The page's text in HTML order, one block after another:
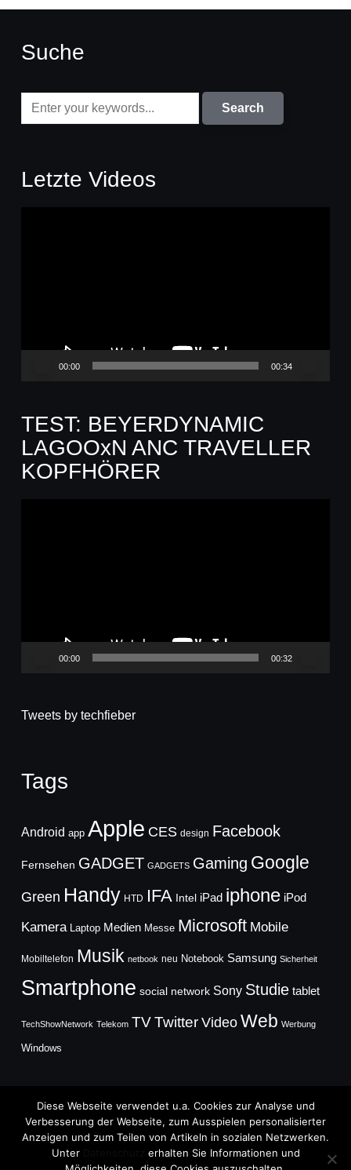
Suche
Letzte Videos
00:00 00:34
TEST: BEYERDYNAMIC
LAGOOxN ANC TRAVELLER
KOPFHÖRER
00:00 00:32
Tweets by techfieber
Tags
Android app Apple CES design Facebook
Fernsehen GADGET GADGETS Gaming Google
Green Handy HTD IFA Intel iPad iphone iPod
Kamera Laptop Medien Messe Microsoft Mobile
Mobiltelefon Musik netbook neu Notebook Samsung Sicherheit
Smartphone social network Sony Studie tablet
TechShowNetwork Telekom TVTwitter Video Web Werbung
Windows
Copyright © 2026
TechFieber Blog
Diese Webseite verwendet u.a. Cookies zur Analyse und
Verbesserung der Webseite, zum Ausspielen personalisierter
Anzeigen und zum Teilen von Artikeln in sozialen Netzwerken.
Unter
erhalten Sie Informationen und